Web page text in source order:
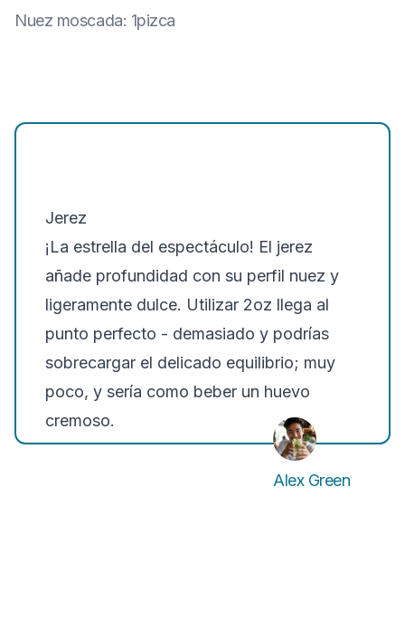
Nuez moscada: 1pizca
Jerez
¡La estrella del espectáculo! El jerez
añade profundidad con su perfil nuez y
ligeramente dulce. Utilizar 2oz llega al
punto perfecto - demasiado y podrías
sobrecargar el delicado equilibrio; muy
poco, y sería como beber un huevo
cremoso.
Alex Green